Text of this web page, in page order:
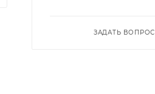
ЗАДАТЬ ВОПРОС